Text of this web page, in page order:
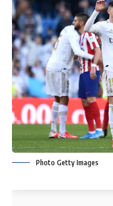
Photo Getty Images